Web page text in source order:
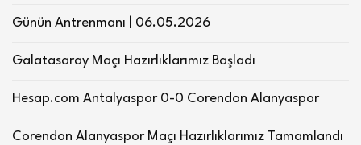
Günün Antrenmanı | 06.05.2026
Galatasaray Maçı Hazırlıklarımız Başladı
Hesap.com Antalyaspor 0-0 Corendon Alanyaspor
Corendon Alanyaspor Maçı Hazırlıklarımız Tamamlandı